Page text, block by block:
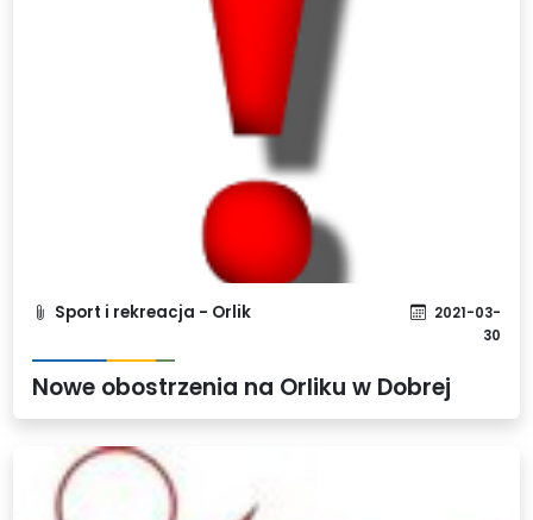
Sport i rekreacja - Orlik
2021-03-
30
Nowe obostrzenia na Orliku w Dobrej